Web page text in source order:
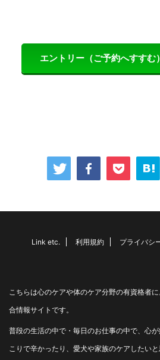
エントリー（ご予約へすすむ
Link etc. 利用規約 プライバシ
こちらは心のケアや体のケア分野の有資格者
合情報サイトです。
普段の生活の中で・毎日のお仕事の中で、心
こりで辛かったり、愛犬や家族のケアしたい